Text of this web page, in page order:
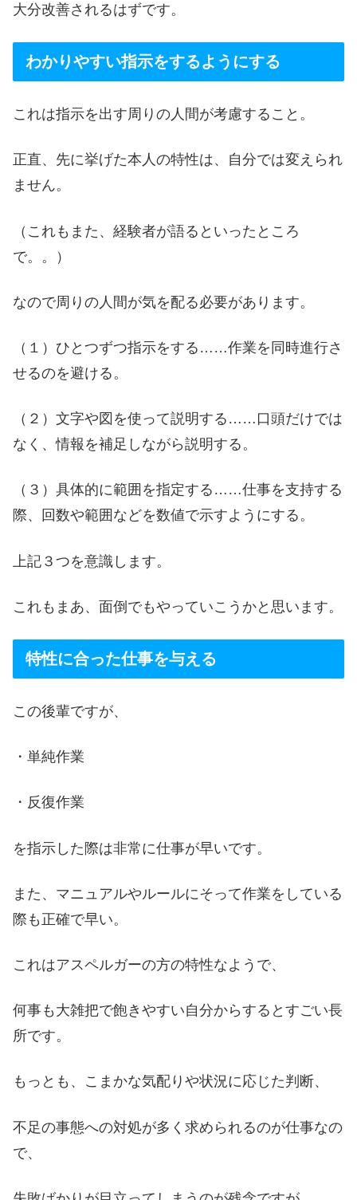
大分改善されるはずです。
わかりやすい指示をするようにする
これは指示を出す周りの人間が考慮すること。
正直、先に挙げた本人の特性は、自分では変えられ
ません。
（これもまた、経験者が語るといったところ
で。。）
なので周りの人間が気を配る必要があります。
（１）ひとつずつ指示をする……作業を同時進行さ
せるのを避ける。
（２）文字や図を使って説明する……口頭だけでは
なく、情報を補足しながら説明する。
（３）具体的に範囲を指定する……仕事を支持する
際、回数や範囲などを数値で示すようにする。
上記３つを意識します。
これもまあ、面倒でもやっていこうかと思います。
特性に合った仕事を与える
この後輩ですが、
・単純作業
・反復作業
を指示した際は非常に仕事が早いです。
また、マニュアルやルールにそって作業をしている
際も正確で早い。
これはアスペルガーの方の特性なようで、
何事も大雑把で飽きやすい自分からするとすごい長
所です。
もっとも、こまかな気配りや状況に応じた判断、
不足の事態への対処が多く求められるのが仕事なの
で、